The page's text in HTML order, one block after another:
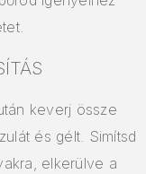
keverj össze
és gélt. Simítsd
elkerülve a